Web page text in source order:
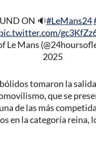
ON 🔉#LeMans24
Le Mans
2025
tomaron la
que se
de las más
en la categoría reina,